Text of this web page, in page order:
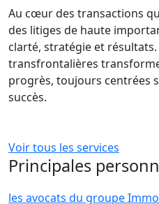
Au cœur des transactions
des litiges de haute
clarté, stratégie et
transfrontalières
progrès, toujours centrées
succès.
Voir tous les services
Principales
les avocats du groupe